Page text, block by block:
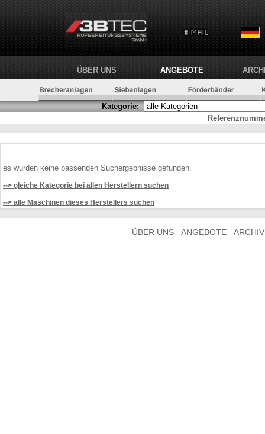
ÜBER UNS ANGEBOTE
Kategorie:
es wurden keine passenden Suchergebnisse gefunden.
--> gleiche Kategorie bei allen Herstellern suchen
--> alle Maschinen dieses Herstellers suchen
ÜBER UNS ANGEBOTE ARCHIV